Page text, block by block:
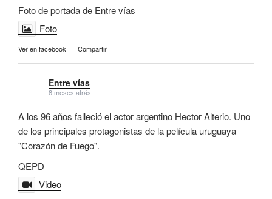
Foto de portada de Entre vías
Foto
Ver en facebook · Compartir
Entre vías
8 meses atrás
A los 96 años falleció el actor argentino Hector Alterio. Uno
de los principales protagonistas de la película uruguaya
"Corazón de Fuego".
QEPD
Video